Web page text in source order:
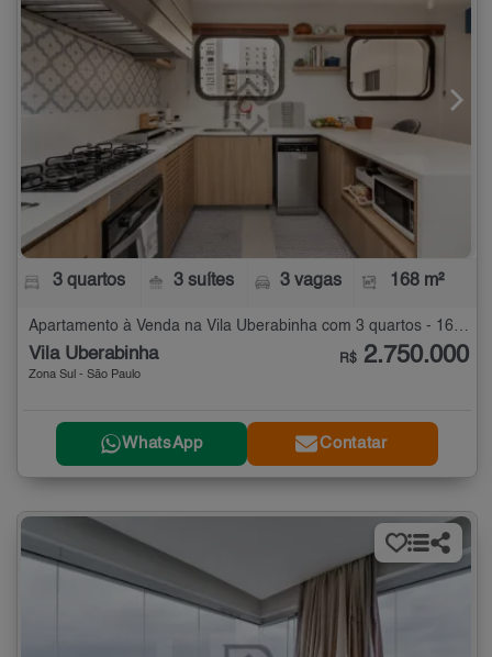
3 quartos 3 suítes 3 vagas 168 m²
Apartamento à Venda na Vila Uberabinha com 3 quartos - 168 m²
Vila Uberabinha
Zona Sul - São Paulo
R$ 2.750.000
WhatsApp Contatar